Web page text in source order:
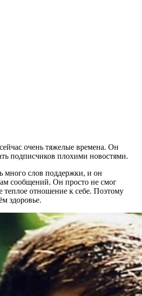
очень тяжелые времена. Он
подписчиков плохими новостями.
много слов поддержки, и он
сообщений. Он просто не смог
теплое отношение к себе. Поэтому
здоровье.